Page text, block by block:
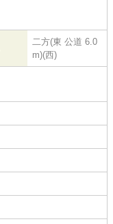
二方(東 公道 6.0
m)(西)